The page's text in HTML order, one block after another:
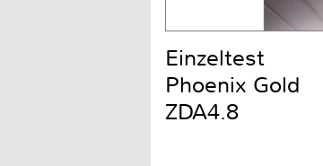
Einzeltest
Phoenix Gold
ZDA4.8